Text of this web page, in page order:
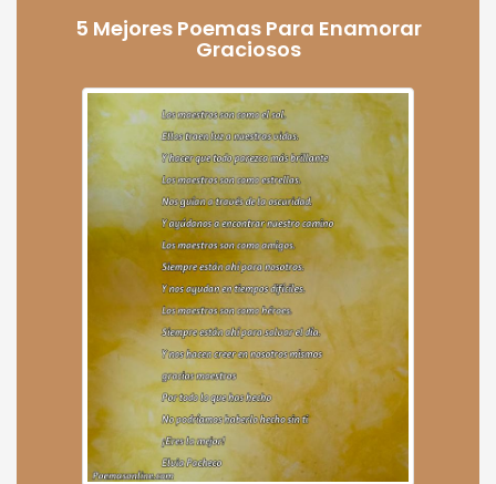
5 Mejores Poemas Para Enamorar
Graciosos